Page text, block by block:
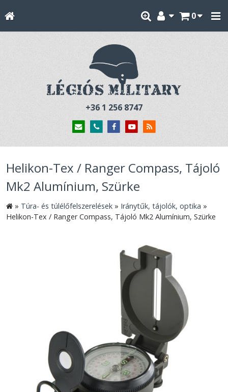
0
+36 1 256 8747
Helikon-Tex / Ranger Compass, Tájoló
Mk2 Alumínium, Szürke
» Túra- és túlélőfelszerelések » Iránytűk, tájolók, optika »
Helikon-Tex / Ranger Compass, Tájoló Mk2 Alumínium, Szürke